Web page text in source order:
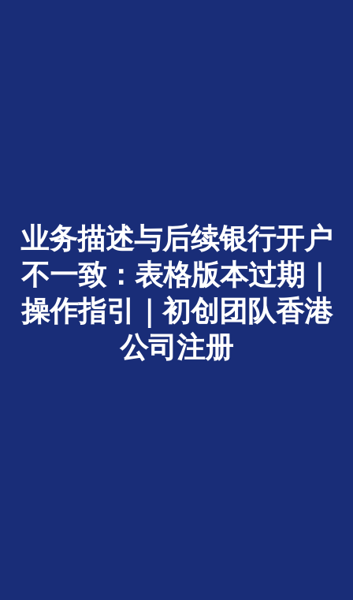
业务描述与后续银行开户
不一致：表格版本过期｜
操作指引｜初创团队香港
公司注册